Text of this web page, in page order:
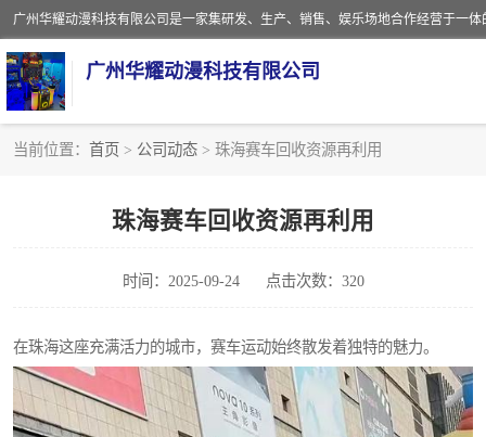
广州华耀动漫科技有限公司
当前位置： 首页 > 公司动态 > 珠海赛车回收资源再利用
珠海赛车回收资源再利用
时间：2025-09-24 点击次数：320
在珠海这座充满活力的城市，赛车运动始终散发着独特的魅力。
游戏厅回收